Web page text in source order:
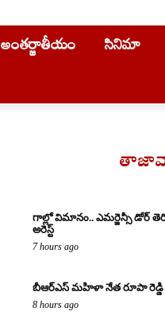
అంతర్జాతీయం సినిమా
గాల్లో విమానం.. ఎమర్జెన్సీ డోర్
అరెస్ట్
7 hours ago
బీఆర్ఎస్ మహిళా నేత రూపా రెడ్డి
8 hours ago